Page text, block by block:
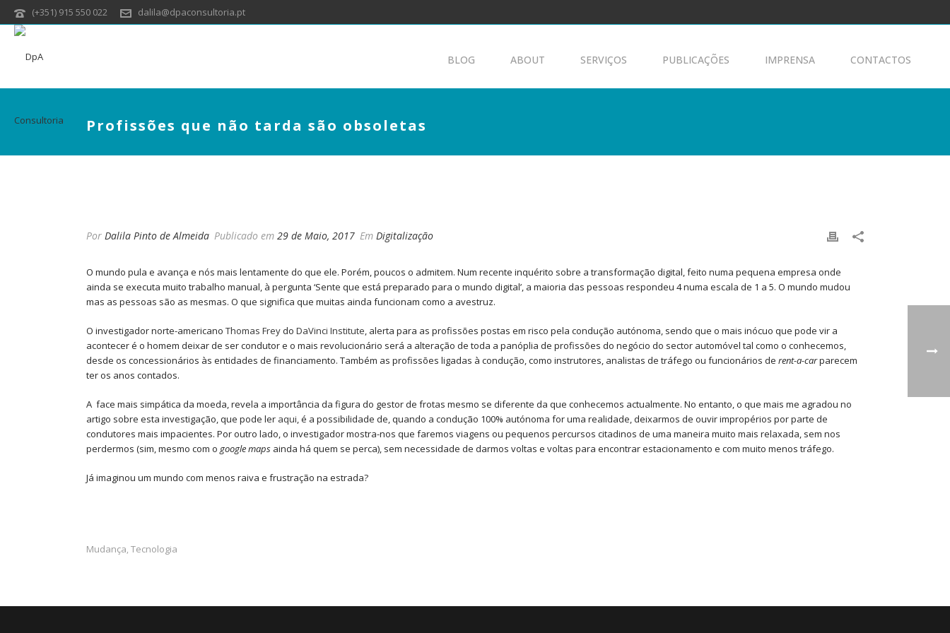
(+351) 915 550 022 dalila@dpaconsultoria.pt
BLOG ABOUT SERVIÇOS PUBLICAÇÕES IMPRENSA CONTACTOS
Profissões que não tarda são obsoletas
Por Dalila Pinto de Almeida Publicado em 29 de Maio, 2017 Em Digitalização
O mundo pula e avança e nós mais lentamente do que ele. Porém, poucos o admitem. Num recente inquérito sobre a transformação digital, feito numa pequena empresa onde
ainda se executa muito trabalho manual, à pergunta ‘Sente que está preparado para o mundo digital’, a maioria das pessoas respondeu 4 numa escala de 1 a 5. O mundo mudou
mas as pessoas são as mesmas. O que significa que muitas ainda funcionam como a avestruz.
O investigador norte-americano Thomas Freydo DaVinci Institute, alerta para as profissões postas em risco pela condução autónoma, sendo que o mais inócuo que pode vir a
acontecer é o homem deixar de ser condutor e o mais revolucionário será a alteração de toda a panóplia de profissões do negócio do sector automóvel tal como o conhecemos,
desde os concessionários às entidades de financiamento. Também as profissões ligadas à condução, como instrutores, analistas de tráfego ou funcionários de rent-a-carparecem
ter os anos contados.
A face mais simpática da moeda, revela a importância da figura do gestor de frotas mesmo se diferente da que conhecemos actualmente. No entanto, o que mais me agradou no
artigo sobre esta investigação, que pode ler aqui, é a possibilidade de, quando a condução 100% autónoma for uma realidade, deixarmos de ouvir impropérios por parte de
condutores mais impacientes. Por outro lado, o investigador mostra-nos que faremos viagens ou pequenos percursos citadinos de uma maneira muito mais relaxada, sem nos
perdermos (sim, mesmo com o google maps ainda há quem se perca), sem necessidade de darmos voltas e voltas para encontrar estacionamento e com muito menos tráfego.
Já imaginou um mundo com menos raiva e frustração na estrada?
Mudança, Tecnologia